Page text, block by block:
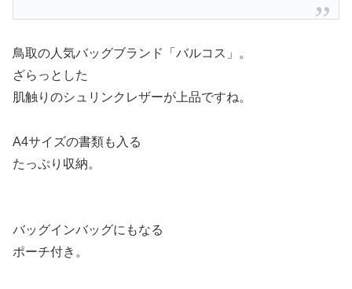
鳥取の人気バッグブランド「バルコス」。
ざらっとした
肌触りのシュリンクレザーが上品ですね。
A4サイズの書類も入る
たっぷり収納。
バッグインバッグにもなる
ポーチ付き。